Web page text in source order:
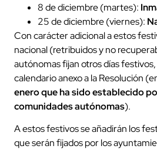
8 de diciembre (martes):
25 de diciembre (viernes):
Con carácter adicional a estos
nacional (retribuidos y no
autónomas fijan otros días
calendario anexo a la Resolución
eneroque ha sido establecido
comunidades autónomas).
A estos festivos se añadirán los
que serán fijados por los